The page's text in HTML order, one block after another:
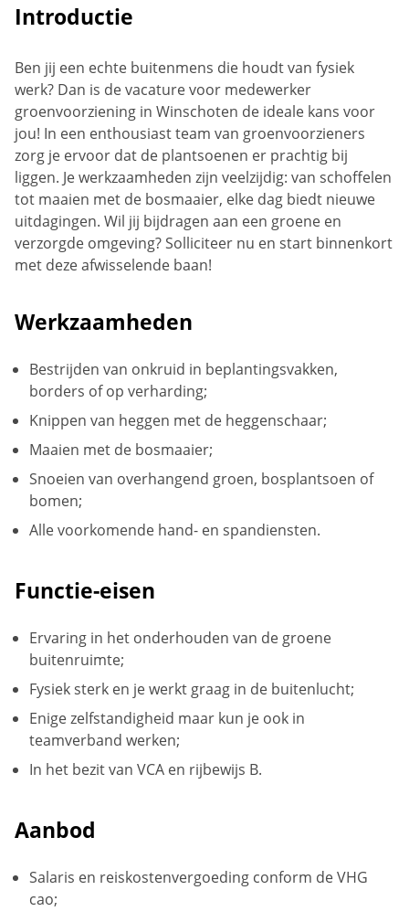
Introductie
Ben jij een echte buitenmens die houdt van fysiek
werk? Dan is de vacature voor medewerker
groenvoorziening in Winschoten de ideale kans voor
jou! In een enthousiast team van groenvoorzieners
zorg je ervoor dat de plantsoenen er prachtig bij
liggen. Je werkzaamheden zijn veelzijdig: van schoffelen
tot maaien met de bosmaaier, elke dag biedt nieuwe
uitdagingen. Wil jij bijdragen aan een groene en
verzorgde omgeving? Solliciteer nu en start binnenkort
met deze afwisselende baan!
Werkzaamheden
Bestrijden van onkruid in beplantingsvakken,
borders of op verharding;
Knippen van heggen met de heggenschaar;
Maaien met de bosmaaier;
Snoeien van overhangend groen, bosplantsoen of
bomen;
Alle voorkomende hand- en spandiensten.
Functie-eisen
Ervaring in het onderhouden van de groene
buitenruimte;
Fysiek sterk en je werkt graag in de buitenlucht;
Enige zelfstandigheid maar kun je ook in
teamverband werken;
In het bezit van VCA en rijbewijs B.
Aanbod
Salaris en reiskostenvergoeding conform de VHG
cao;